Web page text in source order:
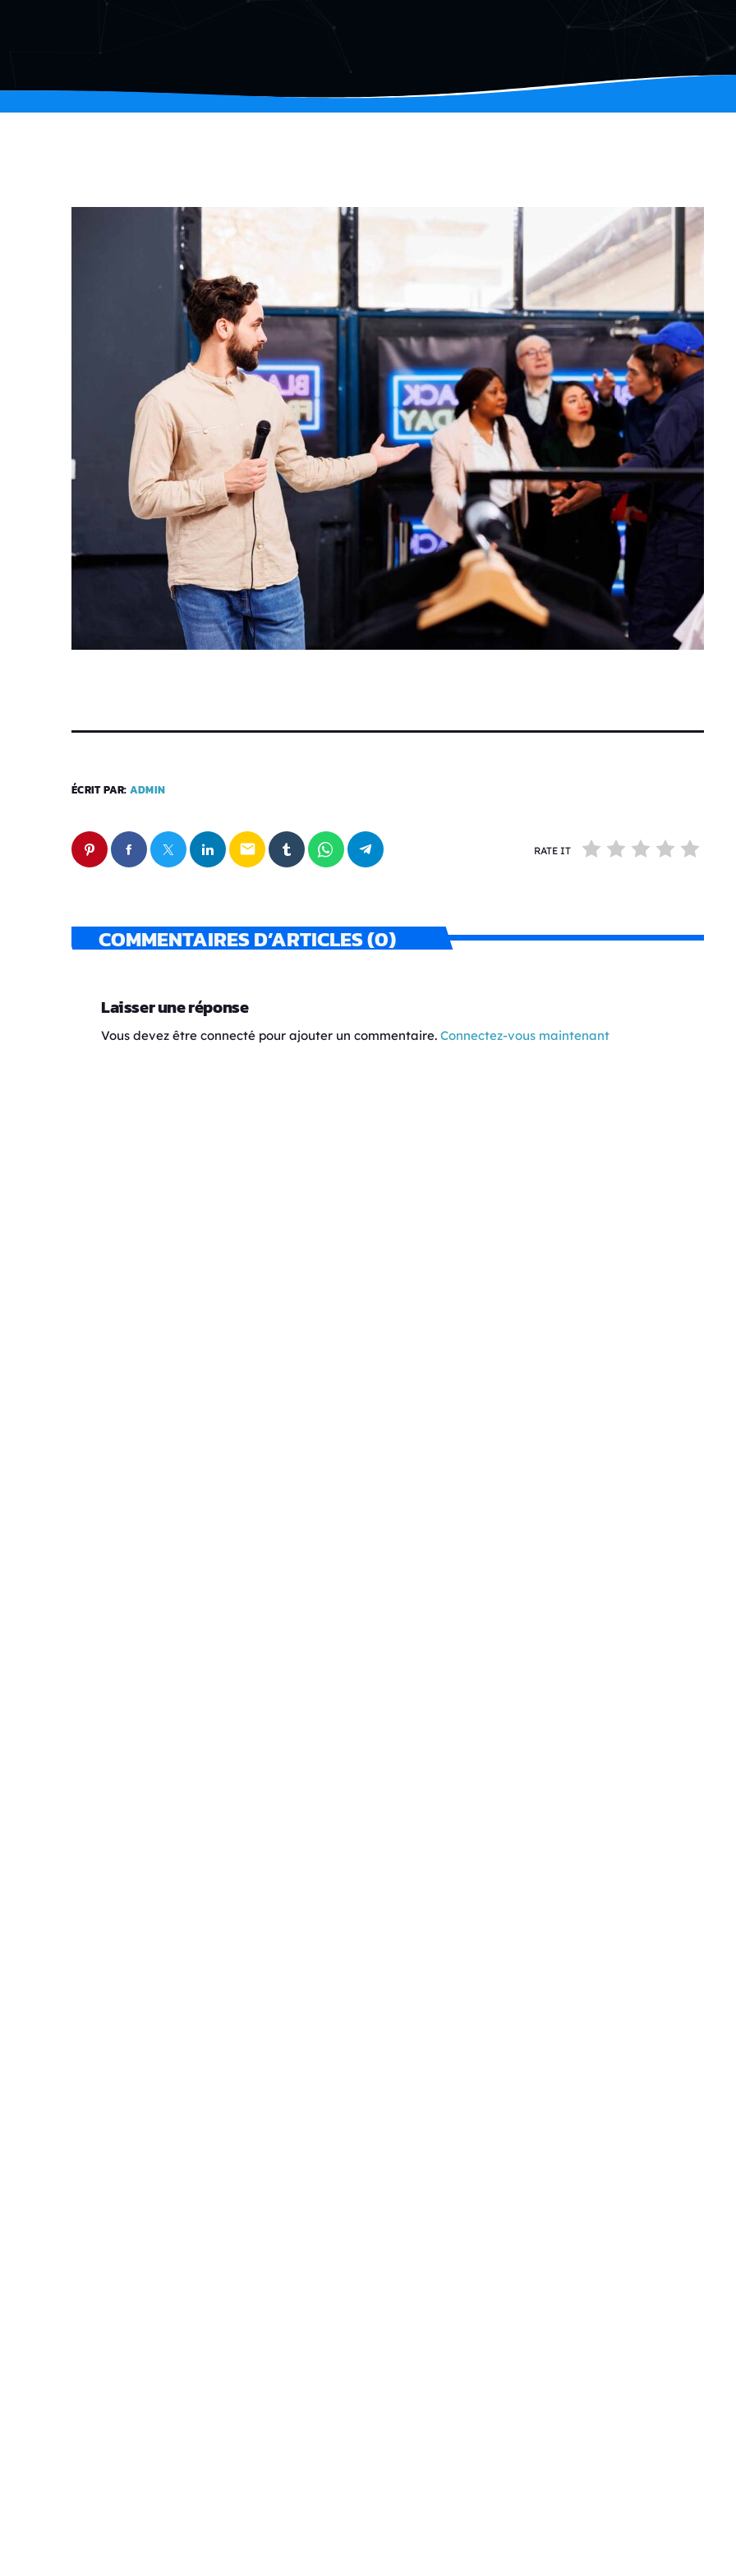
ÉCRIT PAR: ADMIN
email RATE IT
COMMENTAIRES D’ARTICLES (0)
Laisser une réponse
Vous devez être connecté pour ajouter un commentaire. Connectez-vous maintenant